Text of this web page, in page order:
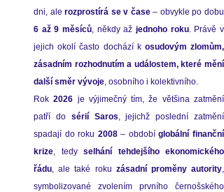
dni, ale rozprostírá se v čase
6 až 9 měsíců , někdy až jednoho roku. Právě v
jejich okolí často dochází k osudovým zlomům,
zásadním rozhodnutím a událostem, které mění
další směr vývoje , osobního i kolektivního.
Rok 2026 je výjimečný tím, že většina zatmění
patří do sérií Saros , jejichž poslední zatmění
spadají do roku 2008 – období globální finanční
krize , tedy selhání tehdejšího ekonomického
řádu , ale také roku zásadní proměny autority
symbolizované zvolením prvního černošského